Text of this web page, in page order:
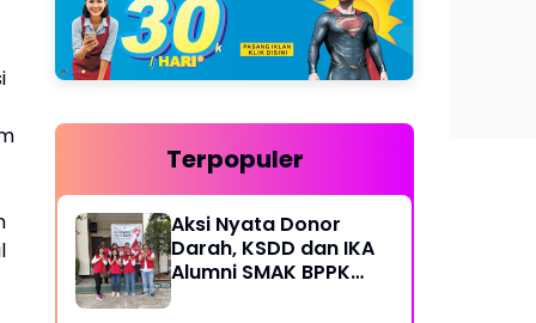
Terpopuler
Aksi Nyata Donor
Darah, KSDD dan IKA
Alumni SMAK BPPK